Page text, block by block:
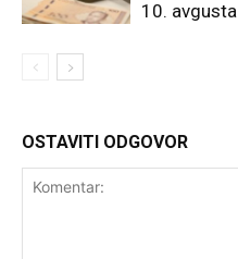
10. avgusta
OSTAVITI ODGOVOR